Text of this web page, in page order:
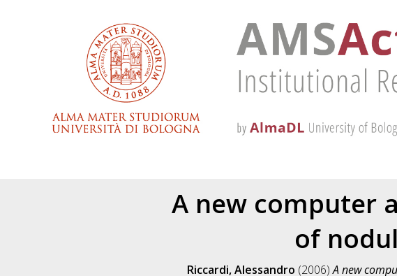
A new computer
of
Riccardi, Alessandro (2006)A new